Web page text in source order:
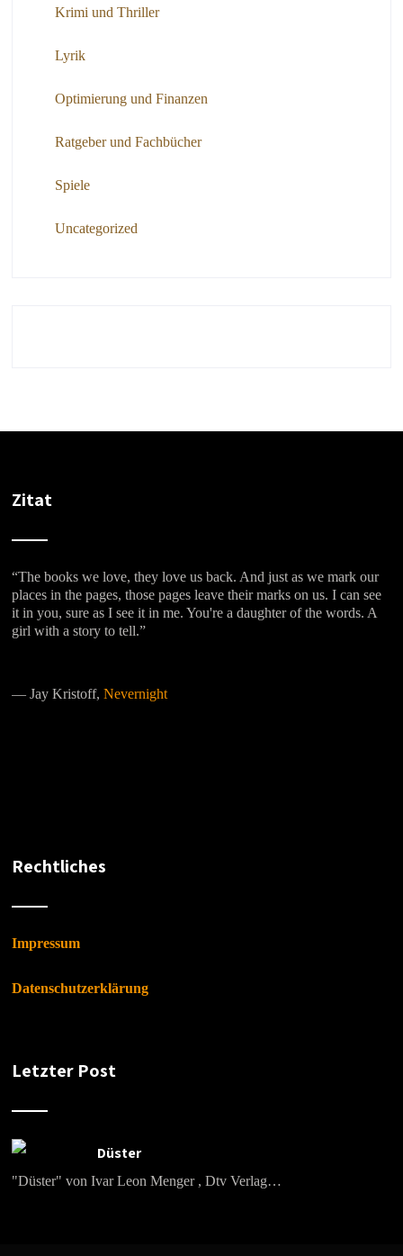
Krimi und Thriller
Lyrik
Optimierung und Finanzen
Ratgeber und Fachbücher
Spiele
Uncategorized
Zitat
“The books we love, they love us back. And just as we mark our
places in the pages, those pages leave their marks on us. I can see
it in you, sure as I see it in me. You're a daughter of the words. A
girl with a story to tell.”
―Jay Kristoff,Nevernight
Rechtliches
Impressum
Datenschutzerklärung
Letzter Post
Düster
"Düster" von Ivar Leon Menger , Dtv Verlag…